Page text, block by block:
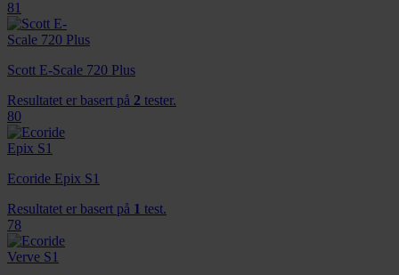
81
Scott E-Scale 720 Plus
Resultatet er basert på 2 tester.
80
Ecoride Epix S1
Resultatet er basert på 1 test.
78